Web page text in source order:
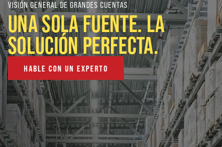
VISIÓN GENERAL DE GRANDES CUENTAS
UNA SOLA FUENTE. LA
SOLUCIÓN PERFECTA.
HABLE CON UN EXPERTO